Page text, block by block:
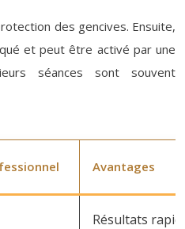
des gencives. Ensuite,
et peut être activé par une
séances sont souvent
Avantages
Résultats